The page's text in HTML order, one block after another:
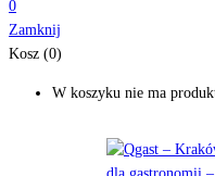
0
Zamknij
Kosz (0)
W koszyku nie ma